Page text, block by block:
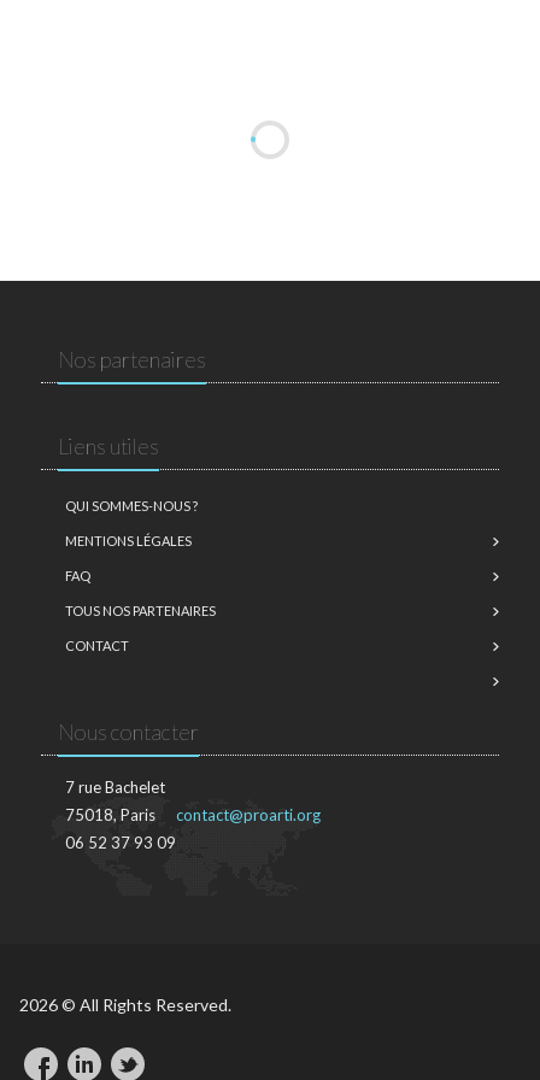
Nos partenaires
Liens utiles
QUI SOMMES-NOUS ?
MENTIONS LÉGALES
FAQ
TOUS NOS PARTENAIRES
CONTACT
Nous contacter
7 rue Bachelet
75018, Paris
06 52 37 93 09
contact@proarti.org
2026 © All Rights Reserved.